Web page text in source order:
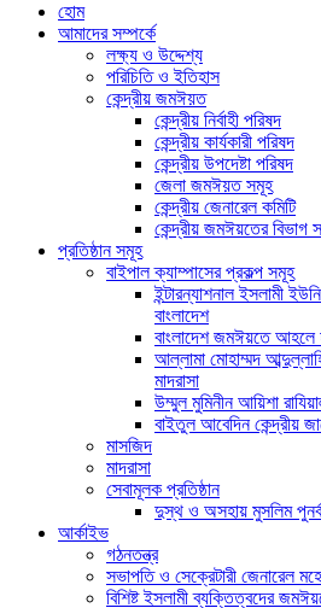
হোম
আমাদের সম্পর্কে
লক্ষ্য ও উদ্দেশ্য
পরিচিতি ও ইতিহাস
কেন্দ্রীয় জমঈয়ত
কেন্দ্রীয় নির্বাহী পরিষদ
কেন্দ্রীয় কার্যকারী পরিষদ
কেন্দ্রীয় উপদেষ্টা পরিষদ
জেলা জমঈয়ত সমূহ
কেন্দ্রীয় জেনারেল কমিটি
কেন্দ্রীয় জমঈয়তের বিভাগ
প্রতিষ্ঠান সমূহ
বাইপাল ক্যাম্পাসের প্রকল্প সমূহ
ইন্টারন্যাশনাল ইসলামী
বাংলাদেশ
বাংলাদেশ জমঈয়তে আহলে
আল্লামা মোহাম্মদ
মাদরাসা
উম্মুল মুমিনীন আয়িশা
বাইতুল আবেদিন কেন্দ্রীয়
মাসজিদ
মাদরাসা
সেবামূলক প্রতিষ্ঠান
দুস্থ ও অসহায় মুসলিম
আর্কাইভ
গঠনতন্ত্র
সভাপতি ও সেক্রেটারী জেনারেল
বিশিষ্ট ইসলামী ব্যক্তিত্বদের